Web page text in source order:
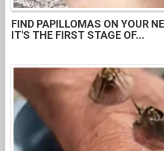
FIND PAPILLOMAS ON YOUR
IT'S THE FIRST STAGE OF...